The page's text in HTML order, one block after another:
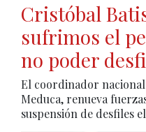
Cristóbal
sufrimos el
no poder
El coordinador
Meduca, renueva
suspensión de desfiles